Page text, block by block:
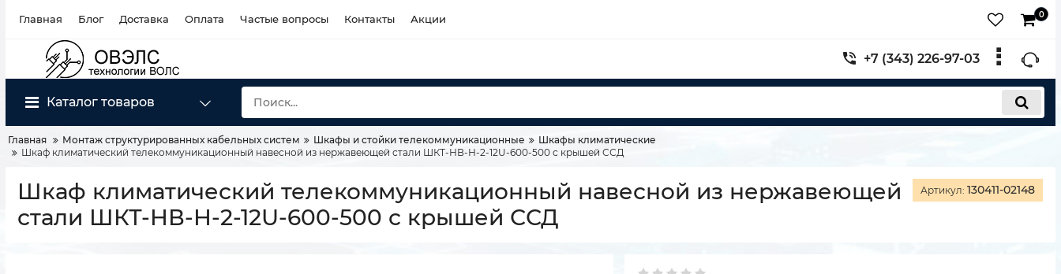
Главная Блог Доставка Оплата Частые вопросы Контакты Акции 0
+7 (343) 226-97-03
Каталог товаров
Главная Монтаж структурированных кабельных систем Шкафы и стойки телекоммуникационные
Шкафы климатические
Шкаф климатический телекоммуникационный навесной из нержавеющей стали ШКТ-НВ-Н-2-12U-600-500 с крышей ССД
Шкаф климатический телекоммуникационный навесной из нержавеющей
стали ШКТ-НВ-Н-2-12U-600-500 с крышей ССД
Артикул: 130411-02148